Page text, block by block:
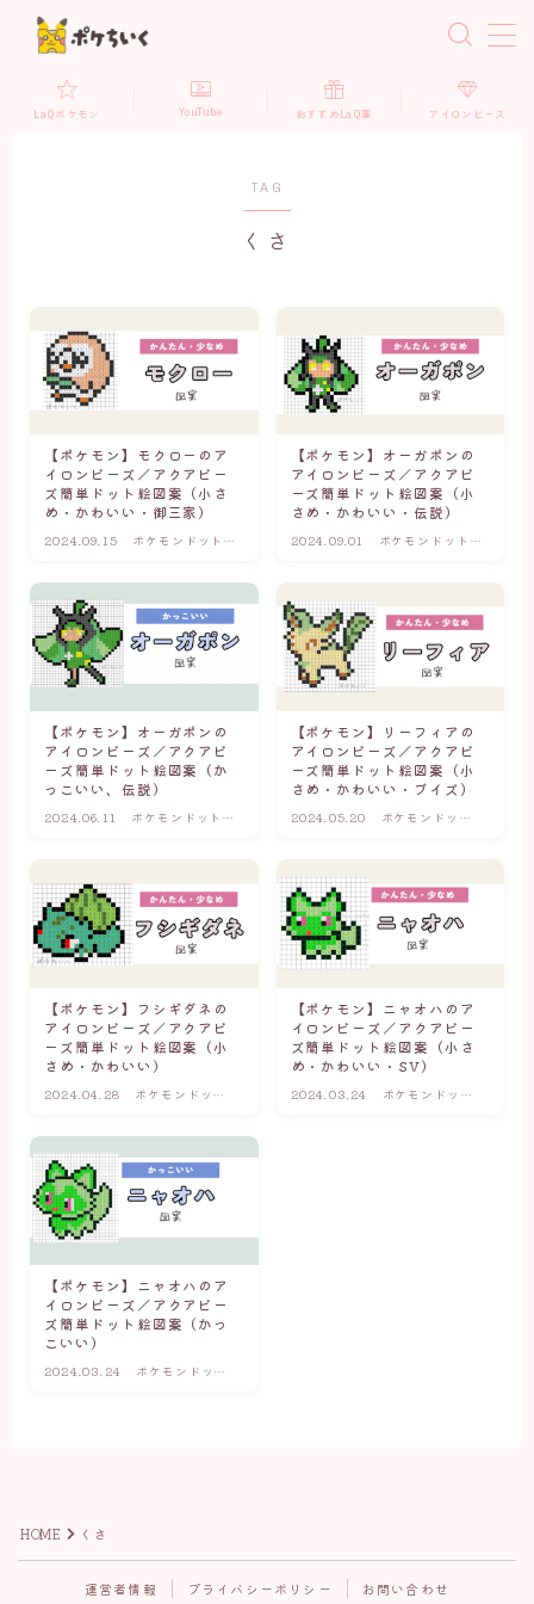
MENU
LaQ収納アイテム
LaQおすすめ商品
アイロンビーズ×ポケモン
ポケモンドット図案(かっこいい・伝説)
ポケモンドット図案(小さめ・かわいい・簡単)
アイロンビーズ×マインクラフト
マイクラドット図案(キャラクター・モブ)
アイロンビーズ×サンリオ
LaQポケモン YouTube おすすめLaQ集 アイロンビーズ
TAG
くさ
【ポケモン】モクローのア
イロンビーズ／アクアビー
ズ簡単ドット絵図案（小さ
め・かわいい・御三家）
2024.09.15
ポケモンドット図
いい・簡単)
【ポケモン】オーガポンの
アイロンビーズ／アクアビ
ーズ簡単ドット絵図案（小
さめ・かわいい・伝説）
2024.09.01
ポケモンドット図
いい・簡単)
【ポケモン】オーガポンの
アイロンビーズ／アクアビ
ーズ簡単ドット絵図案（か
っこいい、伝説）
2024.06.11
ポケモンドット図
伝説)
【ポケモン】リーフィアの
アイロンビーズ／アクアビ
ーズ簡単ドット絵図案（小
さめ・かわいい・ブイズ）
2024.05.20
ポケモンドット
わいい・簡単)
【ポケモン】フシギダネの
アイロンビーズ／アクアビ
ーズ簡単ドット絵図案（小
さめ・かわいい）
2024.04.28
ポケモンドット
わいい・簡単)
【ポケモン】ニャオハのア
イロンビーズ／アクアビー
ズ簡単ドット絵図案（小さ
め・かわいい・SV）
2024.03.24
ポケモンドット
【ポケモン】ニャオハのア
イロンビーズ／アクアビー
ズ簡単ドット絵図案（かっ
こいい）
2024.03.24
ポケモンドット
HOME くさ
運営者情報 プライバシーポリシー お問い合わせ